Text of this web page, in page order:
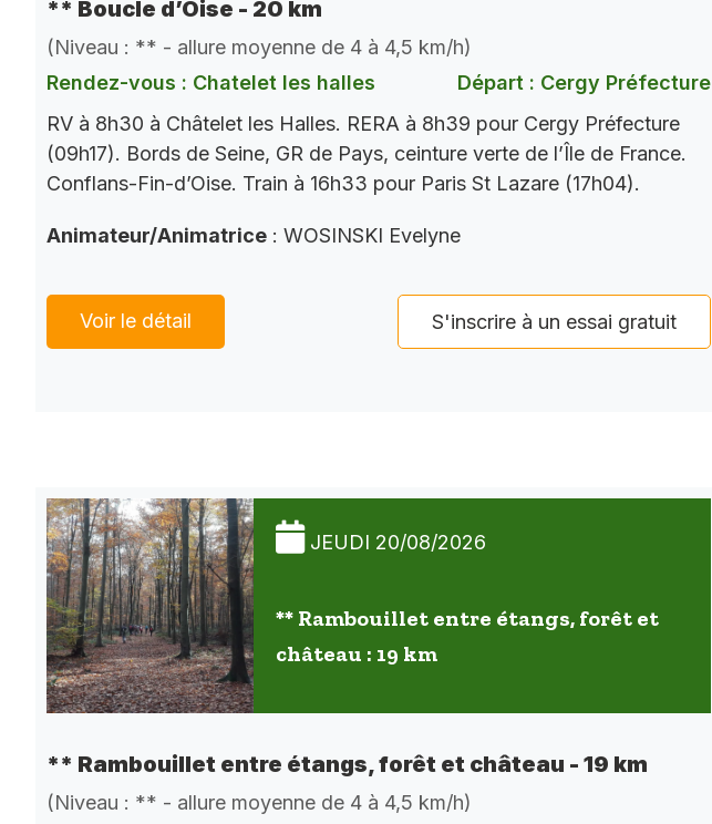
** Boucle d’Oise - 20 km
(Niveau : ** - allure moyenne de 4 à 4,5 km/h)
Rendez-vous : Chatelet les halles
Départ : Cergy Préfecture
RV à 8h30 à Châtelet les Halles. RERA à 8h39 pour Cergy Préfecture
(09h17). Bords de Seine, GR de Pays, ceinture verte de l’Île de France.
Conflans-Fin-d’Oise. Train à 16h33 pour Paris St Lazare (17h04).
Animateur/Animatrice : WOSINSKI Evelyne
Voir le détail S'inscrire à un essai gratuit
JEUDI 20/08/2026
** Rambouillet entre étangs, forêt et
château : 19 km
** Rambouillet entre étangs, forêt et château - 19 km
(Niveau : ** - allure moyenne de 4 à 4,5 km/h)